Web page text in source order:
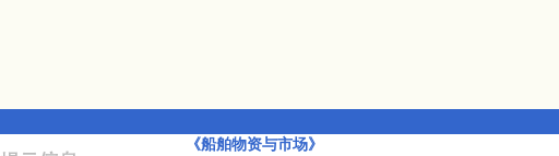
《船舶物资与市场》